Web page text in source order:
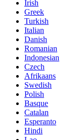
Irish
Greek
Turkish
Italian
Danish
Romanian
Indonesian
Czech
Afrikaans
Swedish
Polish
Basque
Catalan
Esperanto
Hindi